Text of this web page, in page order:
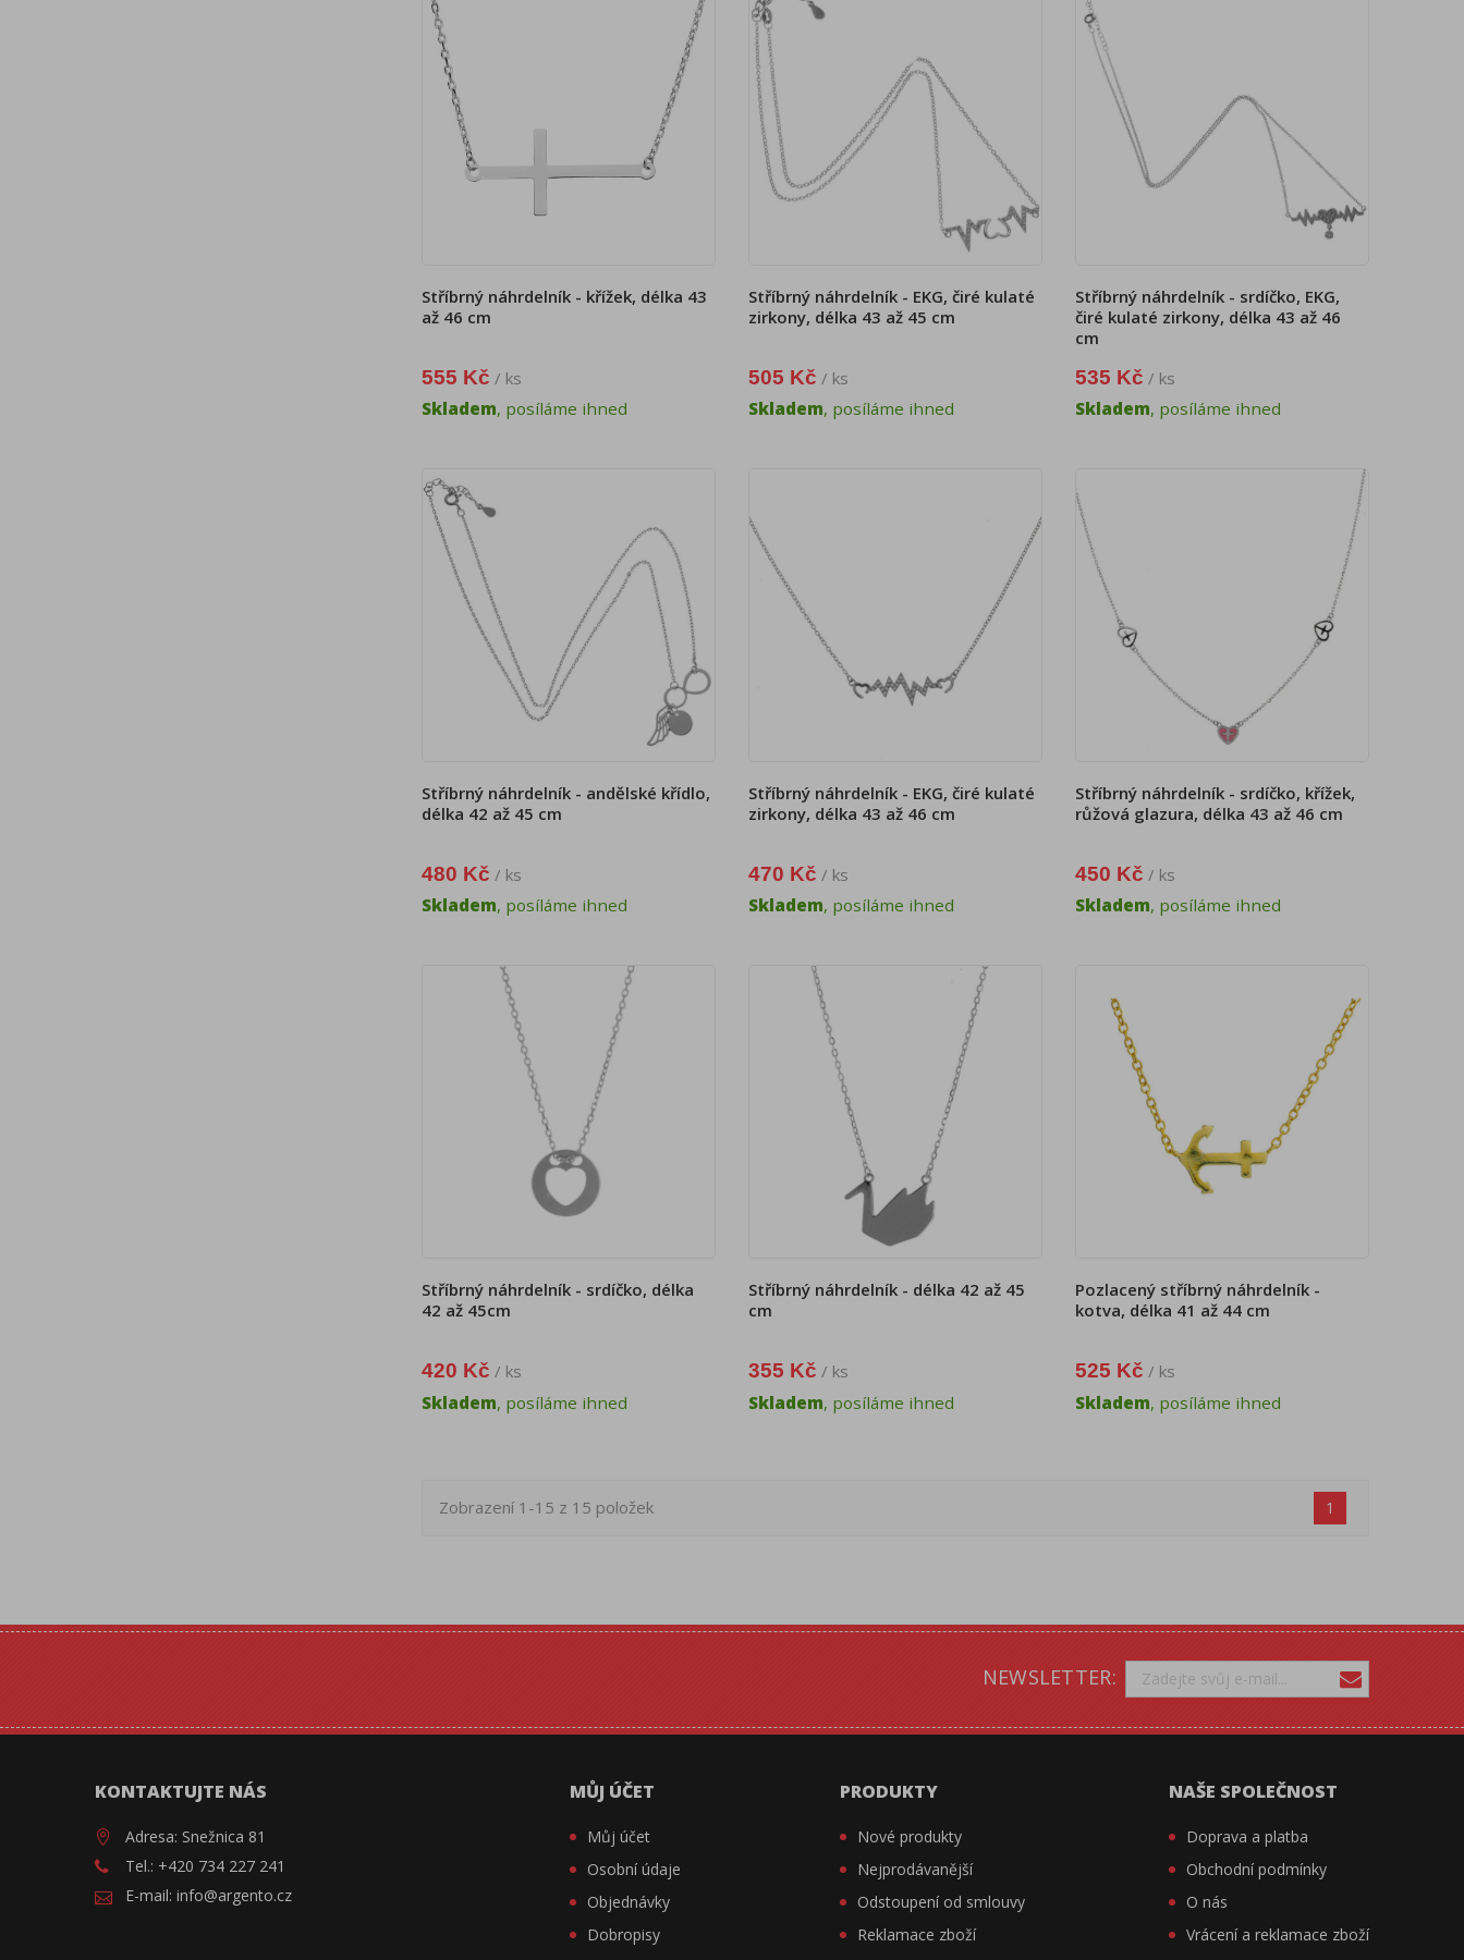
Stříbrný náhrdelník - křížek, délka 43
až 46 cm
555 Kč / ks
Skladem, posíláme ihned
Stříbrný náhrdelník - EKG, čiré kulaté
zirkony, délka 43 až 45 cm
505 Kč / ks
Skladem, posíláme ihned
Stříbrný náhrdelník - srdíčko, EKG,
čiré kulaté zirkony, délka 43 až 46
cm
535 Kč / ks
Skladem, posíláme ihned
Stříbrný náhrdelník - andělské křídlo,
délka 42 až 45 cm
480 Kč / ks
Skladem, posíláme ihned
Stříbrný náhrdelník - EKG, čiré kulaté
zirkony, délka 43 až 46 cm
470 Kč / ks
Skladem, posíláme ihned
Stříbrný náhrdelník - srdíčko, křížek,
růžová glazura, délka 43 až 46 cm
450 Kč / ks
Skladem, posíláme ihned
Stříbrný náhrdelník - srdíčko, délka
42 až 45cm
420 Kč / ks
Skladem, posíláme ihned
Stříbrný náhrdelník - délka 42 až 45
cm
355 Kč / ks
Skladem, posíláme ihned
Pozlacený stříbrný náhrdelník -
kotva, délka 41 až 44 cm
525 Kč / ks
Skladem, posíláme ihned
Zobrazení 1-15 z 15 položek 1
NEWSLETTER:
KONTAKTUJTE NÁS
Adresa: Snežnica 81
Tel.: +420 734 227 241
E-mail: info@argento.cz
MŮJ ÚČET
Můj účet
Osobní údaje
Objednávky
Dobropisy
PRODUKTY
Nové produkty
Nejprodávanější
Odstoupení od smlouvy
Reklamace zboží
NAŠE SPOLEČNOST
Doprava a platba
Obchodní podmínky
O nás
Vrácení a reklamace zboží